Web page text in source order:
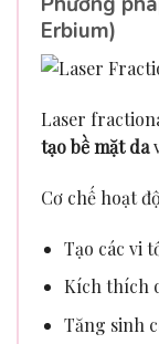
Erbium)
Laser
tạo bề mặt da
Cơ chế hoạt
Tạo các vi
Kích thích
Tăng sinh